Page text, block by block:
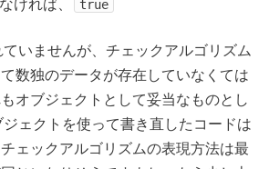
ければ、 true
ていませんが、チェックアルゴリズム
数独のデータが存在していなくては
オブジェクトとして妥当なものとし
ェクトを使って書き直したコードは
ェックアルゴリズムの表現方法は最